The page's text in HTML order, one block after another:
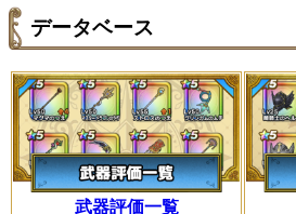
データベース
武器評価一覧